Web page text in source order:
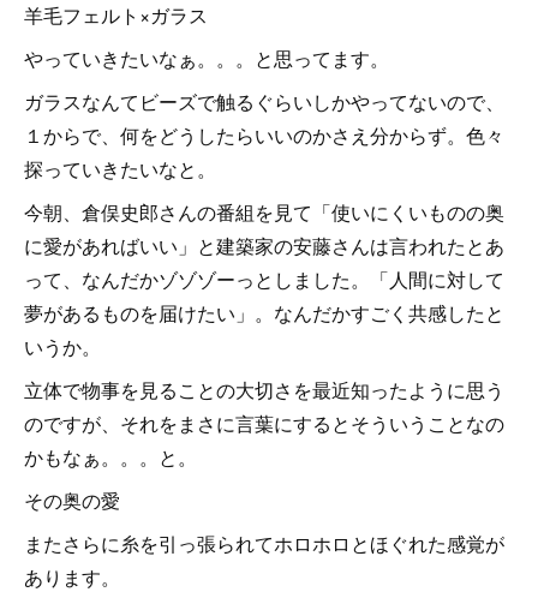
羊毛フェルト×ガラス
やっていきたいなぁ。。。と思ってます。
ガラスなんてビーズで触るぐらいしかやってないので、
１からで、何をどうしたらいいのかさえ分からず。色々
探っていきたいなと。
今朝、倉俣史郎さんの番組を見て「使いにくいものの奥
に愛があればいい」と建築家の安藤さんは言われたとあ
って、なんだかゾゾゾーっとしました。「人間に対して
夢があるものを届けたい」。なんだかすごく共感したと
いうか。
立体で物事を見ることの大切さを最近知ったように思う
のですが、それをまさに言葉にするとそういうことなの
かもなぁ。。。と。
その奥の愛
またさらに糸を引っ張られてホロホロとほぐれた感覚が
あります。